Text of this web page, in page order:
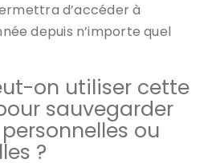
d’accéder à
depuis n’importe quel
on utiliser cette
sauvegarder
ou
?